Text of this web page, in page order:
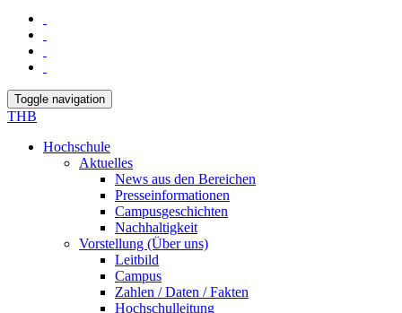
Toggle navigation
THB
Hochschule
Aktuelles
News aus den Bereichen
Presseinformationen
Campusgeschichten
Nachhaltigkeit
Vorstellung (Über uns)
Leitbild
Campus
Zahlen / Daten / Fakten
Hochschulleitung